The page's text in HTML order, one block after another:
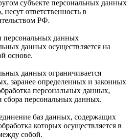
субъекте персональных данных
несут ответственность в
РФ.
данных
данных осуществляется на
основе.
данных ограничивается
заранее определенных и законных
персональных данных,
сбора персональных данных.
баз данных, содержащих
которых осуществляется в
собой.